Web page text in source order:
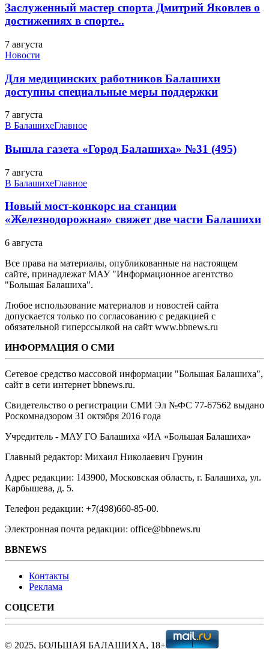
Заслуженный мастер спорта Дмитрий Яковлев о
достижениях в спорте..
7 августа
Новости
Для медицинских работников Балашихи
доступны специальные меры поддержки
7 августа
В БалашихеГлавное
Вышла газета «Город Балашиха» №31 (495)
7 августа
В БалашихеГлавное
Новый мост-конкорс на станции
«Железнодорожная» свяжет две части Балашихи
6 августа
Все права на материалы, опубликованные на настоящем
сайте, принадлежат МАУ "Информационное агентство
"Большая Балашиха".
Любое использование материалов и новостей сайта
допускается только по согласованию с редакцией с
обязательной гиперссылкой на сайт www.bbnews.ru
ИНФОРМАЦИЯ О СМИ
Сетевое средство массовой информации "Большая Балашиха",
сайт в сети интернет bbnews.ru.
Свидетельство о регистрации СМИ Эл №ФС ‎77-67562 выдано
Роскомнадзором 31 октября 2016 года
Учредитель - МАУ ГО Балашиха «ИА «Большая Балашиха»
Главный редактор: Михаил Николаевич Грунин
Адрес редакции: 143900, Московская область, г. Балашиха, ул.
Карбышева, д. 5.
Телефон редакции: +7(498)660-85-00.
Электронная почта редакции: office@bbnews.ru
BBNEWS
Контакты
Реклама
СОЦСЕТИ
© 2025, БОЛЬШАЯ БАЛАШИХА, 18+